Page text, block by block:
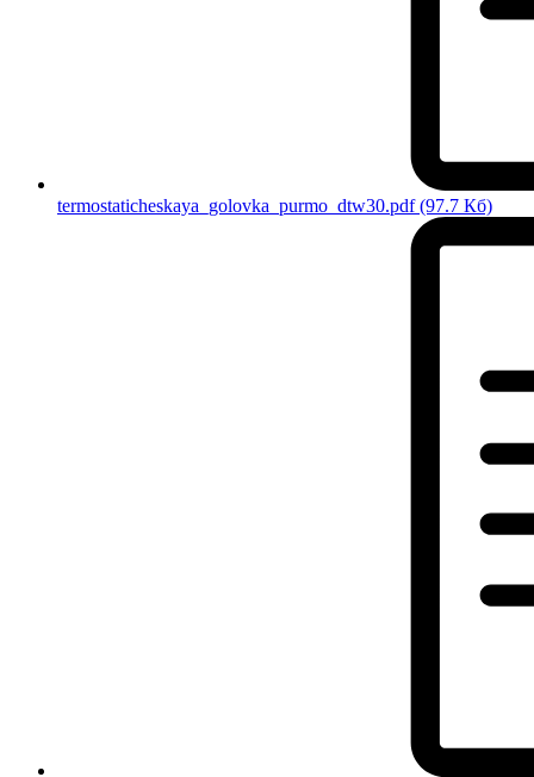
termostaticheskaya_golovka_purmo_dtw30.pdf(97.7 Кб)